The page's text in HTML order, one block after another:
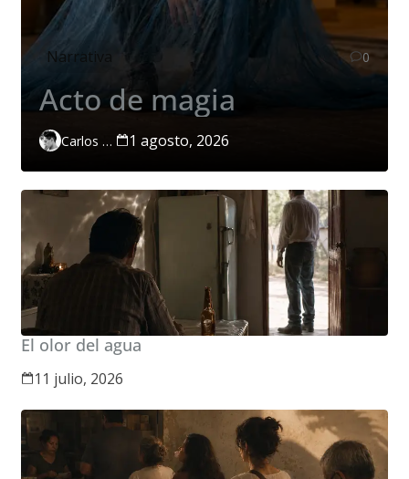
Narrativa 0
Acto de magia
Carlos Páramo López 1 agosto, 2026
El olor del agua
11 julio, 2026